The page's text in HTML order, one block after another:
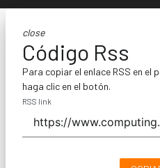
close
Código Rss
Para copiar el enlace RSS en el
haga clic en el botón.
RSS link